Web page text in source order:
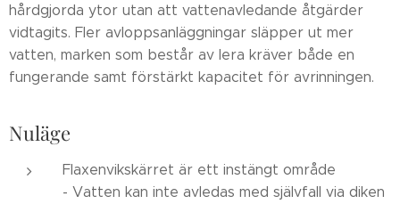
hårdgjorda ytor utan att vattenavledande åtgärder
vidtagits. Fler avloppsanläggningar släpper ut mer
vatten, marken som består av lera kräver både en
fungerande samt förstärkt kapacitet för avrinningen.
Nuläge
Flaxenvikskärret är ett instängt område
- Vatten kan inte avledas med självfall via diken